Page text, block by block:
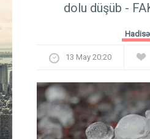
dolu düşüb -
Hadisə
13 May 20:20